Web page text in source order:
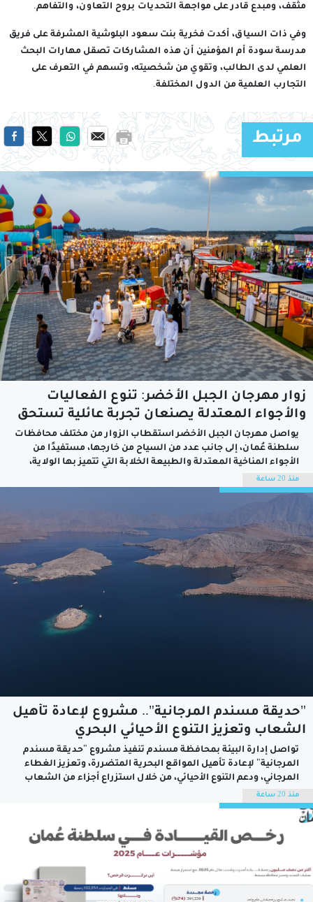
مثقف، ومبدع قادر على مواجهة التحديات بروح التعاون، والتفاهم.
وفي ذات السياق، أكدت فخرية بنت سعود البلوشية المشرفة على فريق
مدرسة سودة أم المؤمنين أن هذه المشاركات تصقل مهارات البحث
العلمي لدى الطالب، وتقوي من شخصيته، وتسهم في التعرف على
التجارب العلمية من الدول المختلفة.
مرتبط
زوار مهرجان الجبل الأخضر: تنوع الفعاليات
والأجواء المعتدلة يصنعان تجربة عائلية تستحق
التكرار
يواصل مهرجان الجبل الأخضر استقطاب الزوار من مختلف محافظات
سلطنة عُمان، إلى جانب عدد من السياح من خارجها، مستفيدًا من
الأجواء المناخية المعتدلة والطبيعة الخلابة التي تتميز بها الولاية،
وما يقدمه من فعاليات ترفيهية وثقافية وتسويقية متنوعة تلبي
اهتمامات مختلف أفراد الأسرة.وخلال جولة ميدانية في أروقة
منذ 20 ساعة
"حديقة مسندم المرجانية".. مشروع لإعادة تأهيل
الشعاب وتعزيز التنوع الأحيائي البحري
تواصل إدارة البيئة بمحافظة مسندم تنفيذ مشروع "حديقة مسندم
المرجانية" لإعادة تأهيل المواقع البحرية المتضررة، وتعزيز الغطاء
المرجاني، ودعم التنوع الأحيائي، من خلال استزراع أجزاء من الشعاب
المرجانية على هياكل إسمنتية صديقة للبيئة وصفائح من الألومنيوم،
منذ 20 ساعة